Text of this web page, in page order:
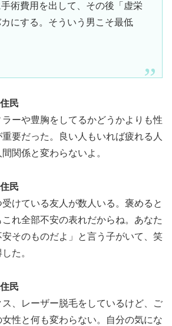
術費用を出して、その後「虚栄
にする。そういう男こそ最低
民
ーや豊胸をしてるかどうかよりも性
要だった。良い人もいれば疲れる人
関係と変わらないよ。
民
けている友人が数人いる。褒めると
これ全部不安の表れだからね。あなた
そのものだよ」と言う子がいて、笑
た。
民
、レーザー脱毛をしているけど、ご
女性と何も変わらない。自分の気にな